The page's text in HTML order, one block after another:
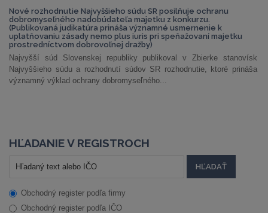
Nové rozhodnutie Najvyššieho súdu SR posilňuje ochranu
dobromyseľného nadobúdateľa majetku z konkurzu.
(Publikovaná judikatúra prináša významné usmernenie k
uplatňovaniu zásady nemo plus iuris pri speňažovaní majetku
prostredníctvom dobrovoľnej dražby)
Najvyšší súd Slovenskej republiky publikoval v Zbierke stanovísk
Najvyššieho súdu a rozhodnutí súdov SR rozhodnutie, ktoré prináša
významný výklad ochrany dobromyseľného...
HĽADANIE V REGISTROCH
Obchodný register podľa firmy
Obchodný register podľa IČO